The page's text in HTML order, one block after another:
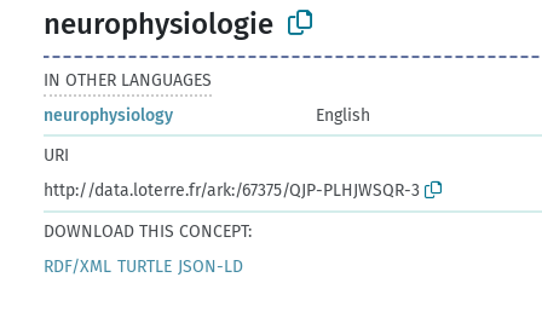
neurophysiologie
IN OTHER LANGUAGES
neurophysiology
English
URI
http://data.loterre.fr/ark:/67375/QJP-PLHJWSQR-3
DOWNLOAD THIS CONCEPT:
RDF/XML TURTLE JSON-LD